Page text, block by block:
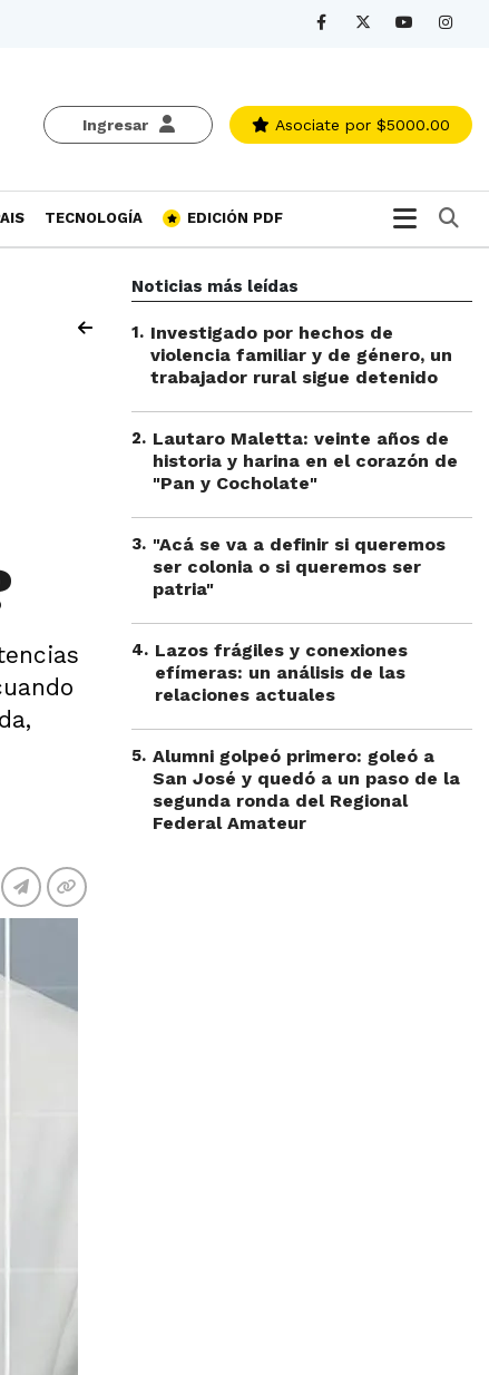
Ingresar Asociate por $5000.00
TECNOLOGÍA EDICIÓN PDF
Noticias más leídas
1. Investigado por hechos de
violencia familiar y de género, un
trabajador rural sigue detenido
2. Lautaro Maletta: veinte años de
historia y harina en el corazón de
"Pan y Cocholate"
3. "Acá se va a definir si queremos
ser colonia o si queremos ser
patria"
4. Lazos frágiles y conexiones
efímeras: un análisis de las
relaciones actuales
5. Alumni golpeó primero: goleó a
San José y quedó a un paso de la
segunda ronda del Regional
Federal Amateur